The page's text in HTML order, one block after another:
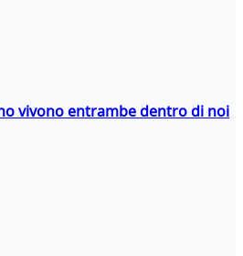
vivono entrambe dentro di noi